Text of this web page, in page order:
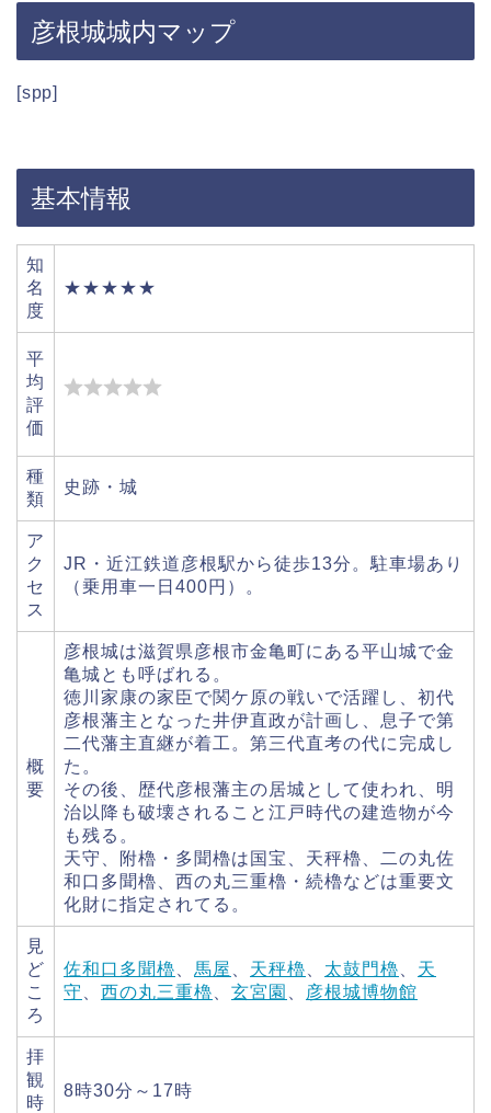
彦根城城内マップ
[spp]
基本情報
知
名
度
★★★★★
平
均
評
価
種
類
史跡・城
ア
ク
セ
ス
JR・近江鉄道彦根駅から徒歩13分。駐車場あり
（乗用車一日400円）。
概
要
彦根城は滋賀県彦根市金亀町にある平山城で金
亀城とも呼ばれる。
徳川家康の家臣で関ケ原の戦いで活躍し、初代
彦根藩主となった井伊直政が計画し、息子で第
二代藩主直継が着工。第三代直考の代に完成し
た。
その後、歴代彦根藩主の居城として使われ、明
治以降も破壊されること江戸時代の建造物が今
も残る。
天守、附櫓・多聞櫓は国宝、天秤櫓、二の丸佐
和口多聞櫓、西の丸三重櫓・続櫓などは重要文
化財に指定されてる。
見
ど
こ
ろ
佐和口多聞櫓 馬屋 天秤櫓 太鼓門櫓
天
守
西の丸三重櫓 玄宮園 彦根城博物館
拝
観
時
8時30分～17時